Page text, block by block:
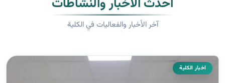
آخر الأخبار والفعاليات في الكلية
اخبار الكلية